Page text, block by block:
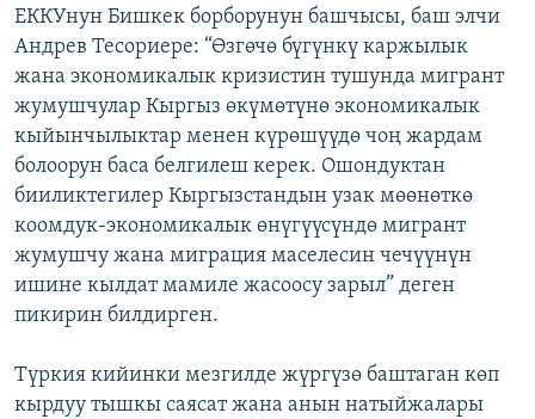
ЕККУнун Бишкек борборунун башчысы, баш элчи
Андрев Тесориере: “Өзгөчө бүгүнкү каржылык
жана экономикалык кризистин тушунда мигрант
жумушчулар Кыргыз өкүмөтүнө экономикалык
кыйынчылыктар менен күрөшүүдө чоң жардам
болоорун баса белгилеш керек. Ошондуктан
бииликтегилер Кыргызстандын узак мөөнөткө
коомдук-экономикалык өнүгүүсүндө мигрант
жумушчу жана миграция маселесин чечүүнүн
ишине кылдат мамиле жасоосу зарыл” деген
пикирин билдирген.
Түркия кийинки мезгилде жүргүзө баштаган көп
кырдуу тышкы саясат жана анын натыйжалары